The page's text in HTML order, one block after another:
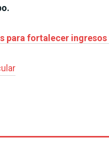
para fortalecer